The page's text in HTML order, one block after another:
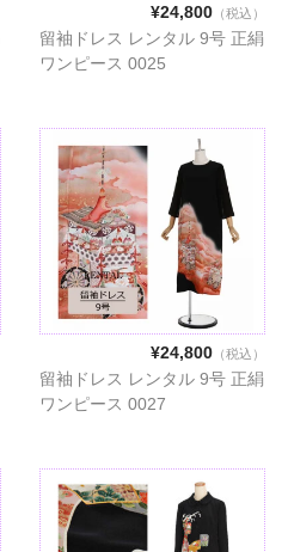
¥24,800 （税込）
留袖ドレス レンタル 9号 正絹
ワンピース 0025
¥24,800 （税込）
留袖ドレス レンタル 9号 正絹
ワンピース 0027